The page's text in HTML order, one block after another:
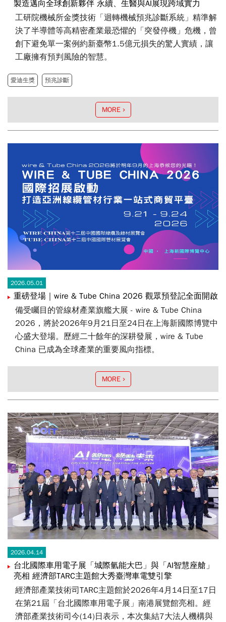
製造邁向全球創新夥伴 永續、生醫與AI展現跨域實力
工研院機械所金獎技術「迴轉機械預兆診斷系統」精準解
決了半導體等高精密產業最恐懼的「突發停機」危機，曾
創下避免單一案例約新臺幣1.5億元損失的驚人實績，讓
工廠擁有預判風險的智慧。
愛迪生獎 預兆診斷
MORE
2026.05.01
重磅登場｜wire & Tube China 2026 觀眾預登記全面開啟
備受矚目的管線材產業旗艦大展 - wire & Tube China
2026，將於2026年9月21日至24日在上海新國際博覽中
心盛大登場。歷經二十餘年的深耕發展，wire & Tube
China 已成為全球產業的重要風向指標。
MORE
2026.04.14
台北國際車用電子展「城際氫能大巴」與「AI智慧座艙」
亮相 經濟部TARC主題館大秀臺灣車電雙引擎
經濟部產業技術司TARC主題館於2026年4月14日至17日
在第21屆「台北國際車用電子展」南港展覽館亮相。經
濟部產業技術司今(14)日表示，本次集結7大法人機構與